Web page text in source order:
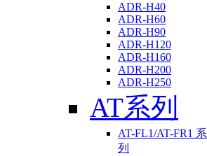
ADR-H40
ADR-H60
ADR-H90
ADR-H120
ADR-H160
ADR-H200
ADR-H250
AT系列
AT-FL1/AT-FR1 系
列